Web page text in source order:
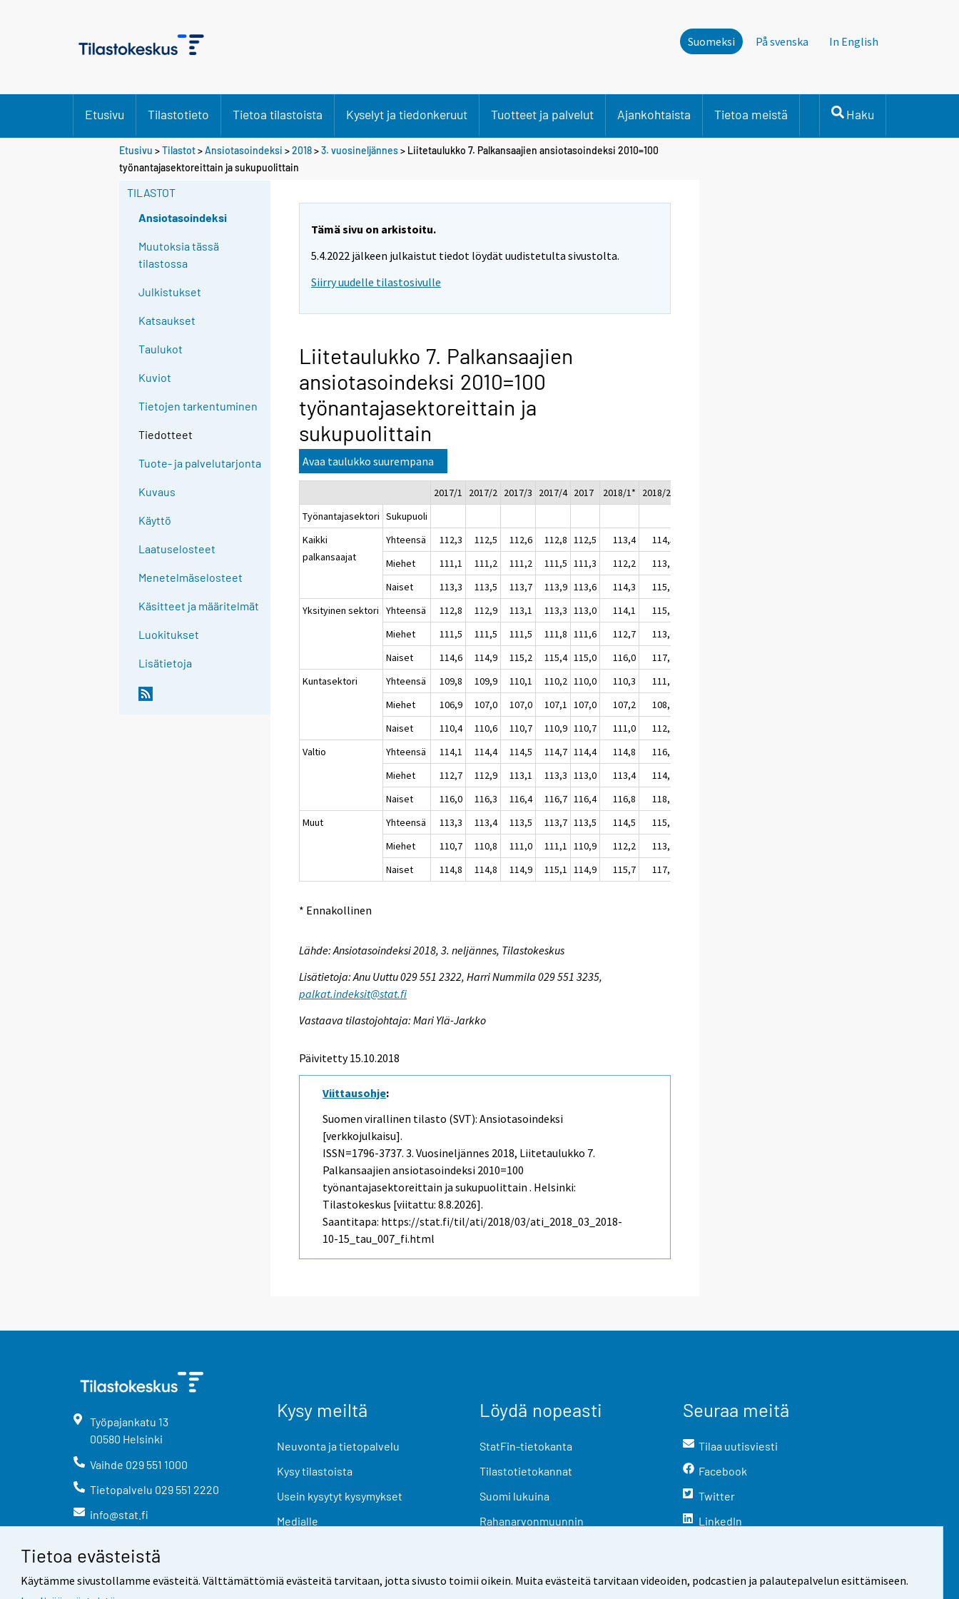
Tietoa evästeistä
Käytämme sivustollamme evästeitä. Välttämättömiä evästeitä tarvitaan, jotta sivusto toimii oikein. Muita evästeitä tarvitaan videoiden, podcastien ja palautepalvelun esittämiseen.
Suomeksi På svenska In English
Etusivu Tilastotieto Tietoa tilastoista Kyselyt ja tiedonkeruut Tuotteet ja palvelut Ajankohtaista Tietoa meistä Haku
Etusivu >Tilastot>Ansiotasoindeksi >2018>3. vuosineljännes> Liitetaulukko 7. Palkansaajien ansiotasoindeksi 2010=100
työnantajasektoreittain ja sukupuolittain
TILASTOT
Ansiotasoindeksi
Muutoksia tässä
tilastossa
Julkistukset
Katsaukset
Taulukot
Kuviot
Tietojen tarkentuminen
Tiedotteet
Tuote- ja palvelutarjonta
Kuvaus
Käyttö
Laatuselosteet
Menetelmäselosteet
Käsitteet ja määritelmät
Luokitukset
Lisätietoja
Tämä sivu on arkistoitu.
5.4.2022 jälkeen julkaistut tiedot löydät uudistetulta sivustolta.
Siirry uudelle tilastosivulle
Liitetaulukko 7. Palkansaajien
ansiotasoindeksi 2010=100
työnantajasektoreittain ja
sukupuolittain
Avaa taulukko suurempana
2017/1 2017/2 2017/3 2017/4 2017 2018/1* 2018/2*
Työnantajasektori Sukupuoli
Kaikki
palkansaajat
Yhteensä 112,3 112,5 112,6 112,8 112,5 113,4 114,5
Miehet
111,1 111,2 111,2 111,5 111,3 112,2 113,2
Naiset
113,3 113,5 113,7 113,9 113,6 114,3 115,6
Yksityinen sektori
Yhteensä 112,8 112,9 113,1 113,3 113,0 114,1 115,2
Miehet
111,5 111,5 111,5 111,8 111,6 112,7 113,6
Naiset
114,6 114,9 115,2 115,4 115,0 116,0 117,4
Kuntasektori
Yhteensä 109,8 109,9 110,1 110,2 110,0 110,3 111,4
Miehet
106,9 107,0 107,0 107,1 107,0 107,2 108,2
Naiset
110,4 110,6 110,7 110,9 110,7 111,0 112,1
Valtio
Yhteensä 114,1 114,4 114,5 114,7 114,4 114,8 116,2
Miehet
112,7 112,9 113,1 113,3 113,0 113,4 114,8
Naiset
116,0 116,3 116,4 116,7 116,4 116,8 118,2
Muut
Yhteensä 113,3 113,4 113,5 113,7 113,5 114,5 115,7
Miehet
110,7 110,8 111,0 111,1 110,9 112,2 113,1
Naiset
114,8 114,8 114,9 115,1 114,9 115,7 117,1
* Ennakollinen
Lähde: Ansiotasoindeksi 2018, 3. neljännes, Tilastokeskus
Lisätietoja: Anu Uuttu 029 551 2322, Harri Nummila 029 551 3235,
palkat.indeksit@stat.fi
Vastaava tilastojohtaja: Mari Ylä-Jarkko
Päivitetty 15.10.2018
Viittausohje:
Suomen virallinen tilasto (SVT): Ansiotasoindeksi
[verkkojulkaisu].
ISSN=1796-3737.3. Vuosineljännes 2018, Liitetaulukko 7.
Palkansaajien ansiotasoindeksi 2010=100
työnantajasektoreittain ja sukupuolittain . Helsinki:
Tilastokeskus [viitattu: 8.8.2026].
Saantitapa: https://stat.fi/til/ati/2018/03/ati_2018_03_2018-
10-15_tau_007_fi.html
Työpajankatu 13
00580 Helsinki
Vaihde 029 551 1000
Tietopalvelu 029 551 2220
info@stat.fi
Kysy meiltä
Neuvonta ja tietopalvelu
Kysy tilastoista
Usein kysytyt kysymykset
Medialle
Löydä nopeasti
StatFin-tietokanta
Tilastotietokannat
Suomi lukuina
Rahanarvonmuunnin
Seuraa meitä
Tilaa uutisviesti
Facebook
Twitter
LinkedIn